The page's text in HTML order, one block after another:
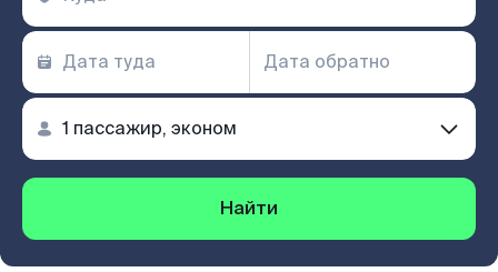
Найти